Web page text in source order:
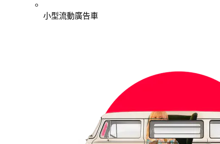
小型流動廣告車